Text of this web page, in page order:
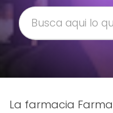
La farmacia